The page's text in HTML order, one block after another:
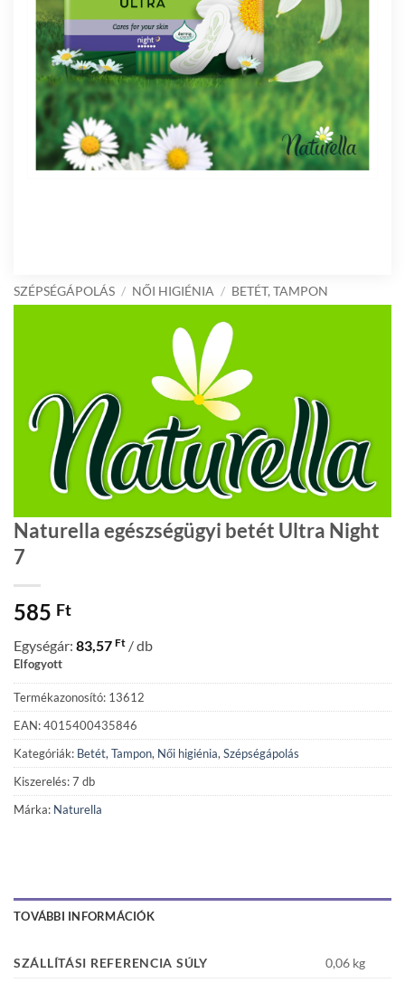
SZÉPSÉGÁPOLÁS / NŐI HIGIÉNIA / BETÉT, TAMPON
Naturella egészségügyi betét Ultra Night
7
585 Ft
Egységár: 83,57 Ft / db
Elfogyott
Termékazonosító: 13612
EAN: 4015400435846
Kategóriák: Betét, Tampon, Női higiénia, Szépségápolás
Kiszerelés: 7 db
Márka: Naturella
TOVÁBBI INFORMÁCIÓK
SZÁLLÍTÁSI REFERENCIA SÚLY 0,06 kg